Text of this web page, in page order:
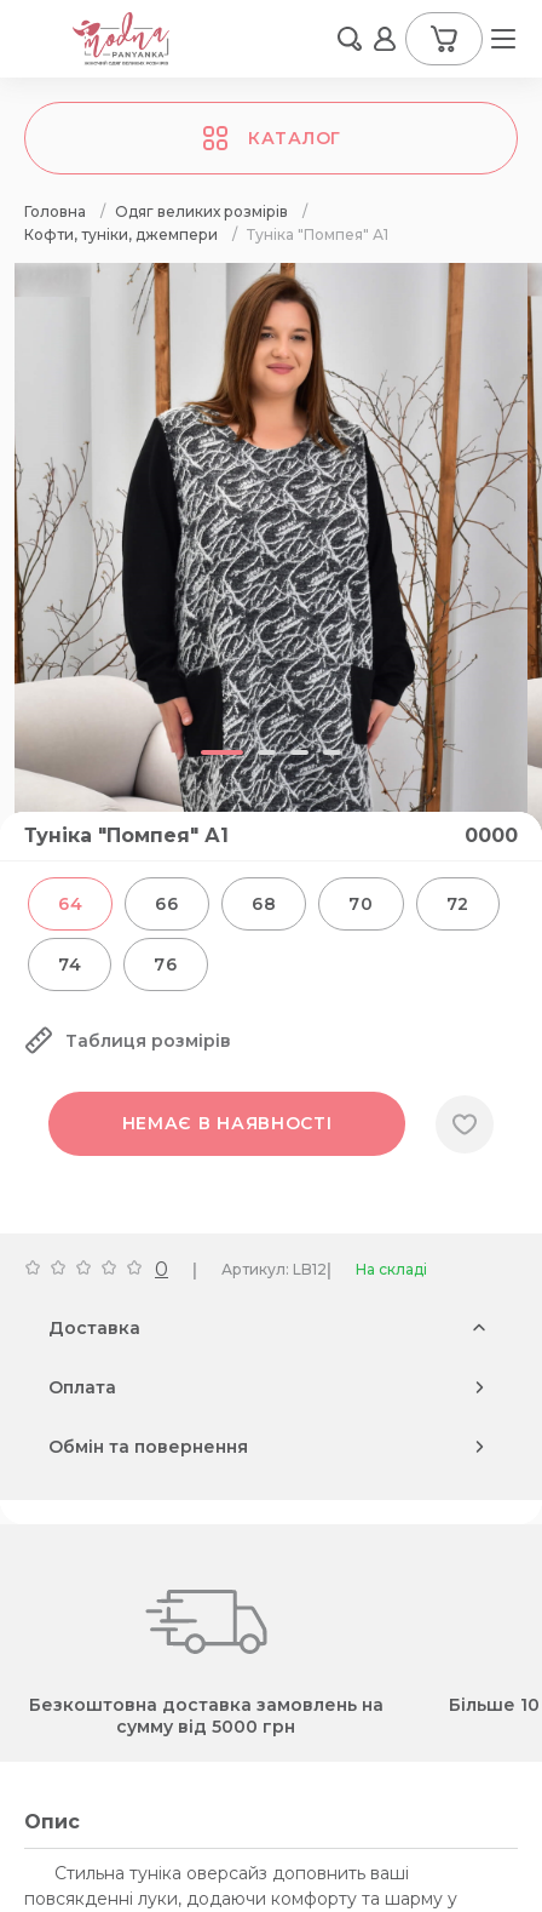
КАТАЛОГ
Головна / Одяг великих розмірів
/
Кофти, туніки, джемпери
/ Туніка "Помпея" А1
Туніка "Помпея" А1 0000
64 66 68 70 72
74 76
Таблиця розмірів
НЕМАЄ В НАЯВНОСТІ
0 | Артикул: LB12| На складі
Доставка
Оплата
Обмін та повернення
Безкоштовна доставка замовлень на
сумму від 5000 грн
Більше
Опис
Стильна туніка оверсайз доповнить ваші
повсякденні луки, додаючи комфорту та шарму у